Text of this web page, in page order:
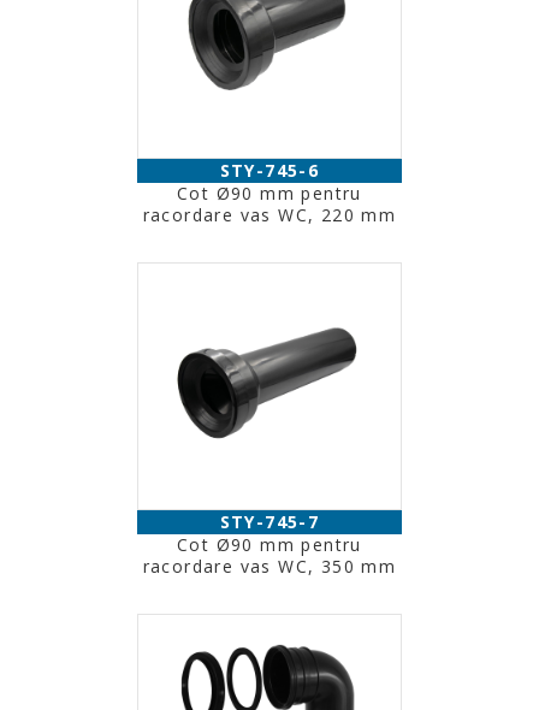
STY-745-6
Cot Ø90 mm pentru
racordare vas WC, 220 mm
STY-745-7
Cot Ø90 mm pentru
racordare vas WC, 350 mm